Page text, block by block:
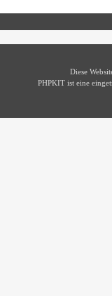
Diese
PHPKIT ist eine